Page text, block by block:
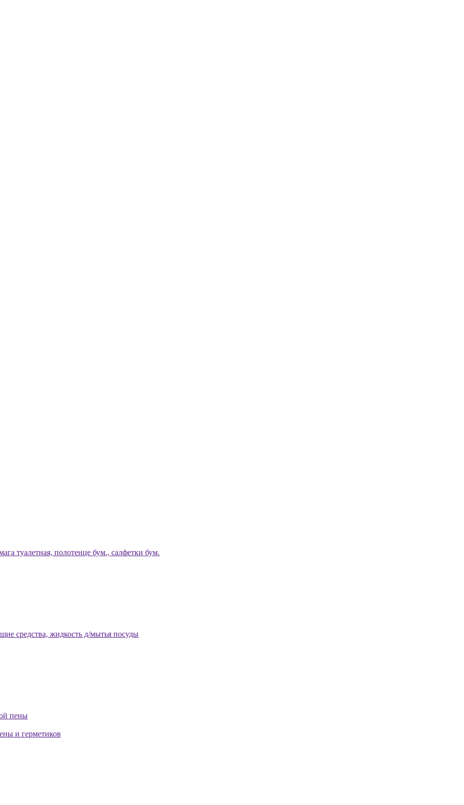
туалетная, полотенце бум., салфетки бум.
средства, жидкость д/мытья посуды
пены
и герметиков